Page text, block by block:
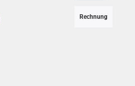
Rechnung